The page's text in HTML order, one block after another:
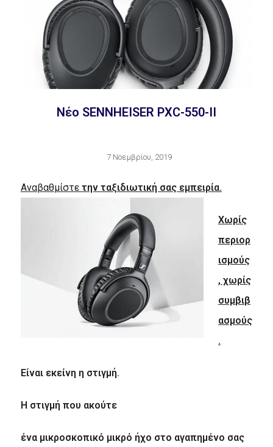
Νέο SENNHEISER PXC-550-II
7 Νοεμβρίου, 2019
Αναβαθμίστετην ταξιδιωτική σας εμπειρία.
Χωρίς
περιορ
ισμούς
, χωρίς
συμβιβ
ασμούς
.
Είναι εκείνη η στιγμή.
H στιγμή που ακούτε
ένα μικροσκοπικό μικρό ήχο στο αγαπημένο σας